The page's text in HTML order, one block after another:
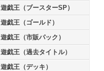
遊戯王（ブースターSP）
遊戯王（ゴールド）
遊戯王（市販パック）
遊戯王（過去タイトル）
遊戯王（デッキ）